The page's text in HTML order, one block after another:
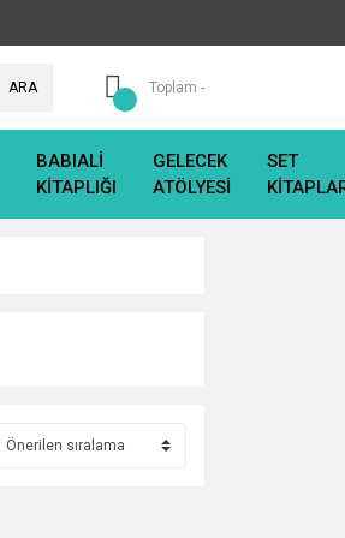
ARA Toplam -
BABIALİ
KİTAPLIĞI
GELECEK
ATÖLYESİ
SET